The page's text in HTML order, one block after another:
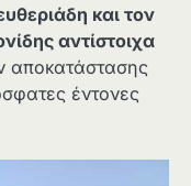
και τον
αντίστοιχα
αποκατάστασης
έντονες